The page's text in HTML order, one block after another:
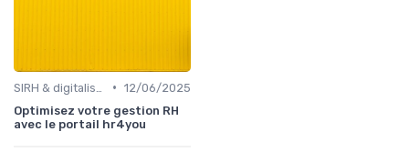
• 12/06/2025
Optimisez votre gestion RH
avec le portail hr4you